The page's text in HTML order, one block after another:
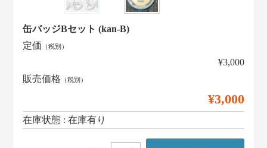
缶バッジBセット (kan-B)
定価
（税別）
¥3,000
販売価格
（税別）
¥3,000
在庫状態 : 在庫有り